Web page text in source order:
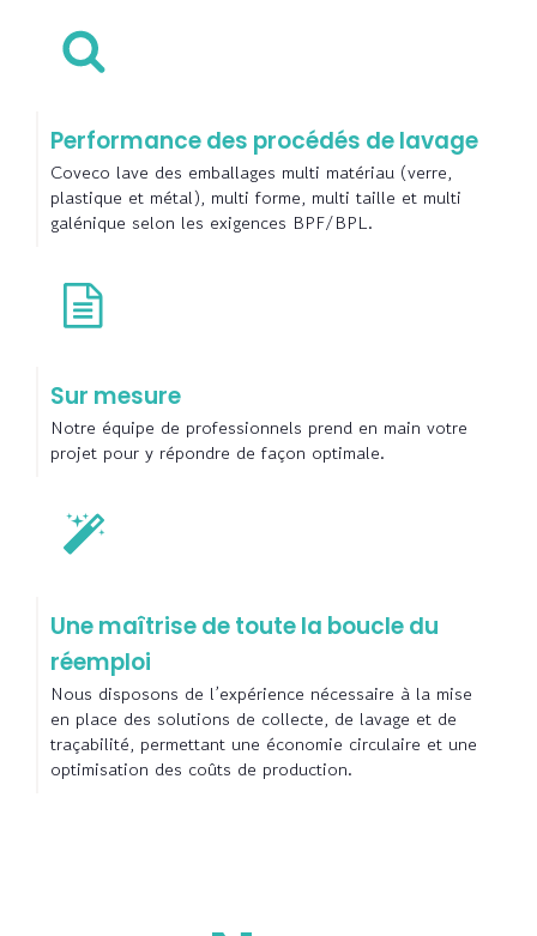
Performance des procédés de lavage
Coveco lave des emballages multi matériau (verre,
plastique et métal), multi forme, multi taille et multi
galénique selon les exigences BPF/BPL.
Sur mesure
Notre équipe de professionnels prend en main votre
projet pour y répondre de façon optimale.
Une maîtrise de toute la boucle du
réemploi
Nous disposons de l’expérience nécessaire à la mise
en place des solutions de collecte, de lavage et de
traçabilité, permettant une économie circulaire et une
optimisation des coûts de production.